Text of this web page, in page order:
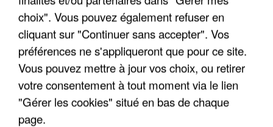
choix". Vous pouvez également refuser en
cliquant sur "Continuer sans accepter". Vos
préférences ne s'appliqueront que pour ce site.
Vous pouvez mettre à jour vos choix, ou retirer
votre consentement à tout moment via le lien
"Gérer les cookies" situé en bas de chaque
page.